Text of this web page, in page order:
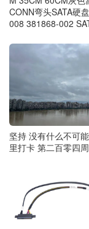
CONN弯头SATA硬
008 381868-002
坚持 没有什么不可
里打卡 第二百零四周